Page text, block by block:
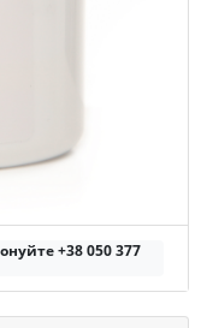
+38 050 377